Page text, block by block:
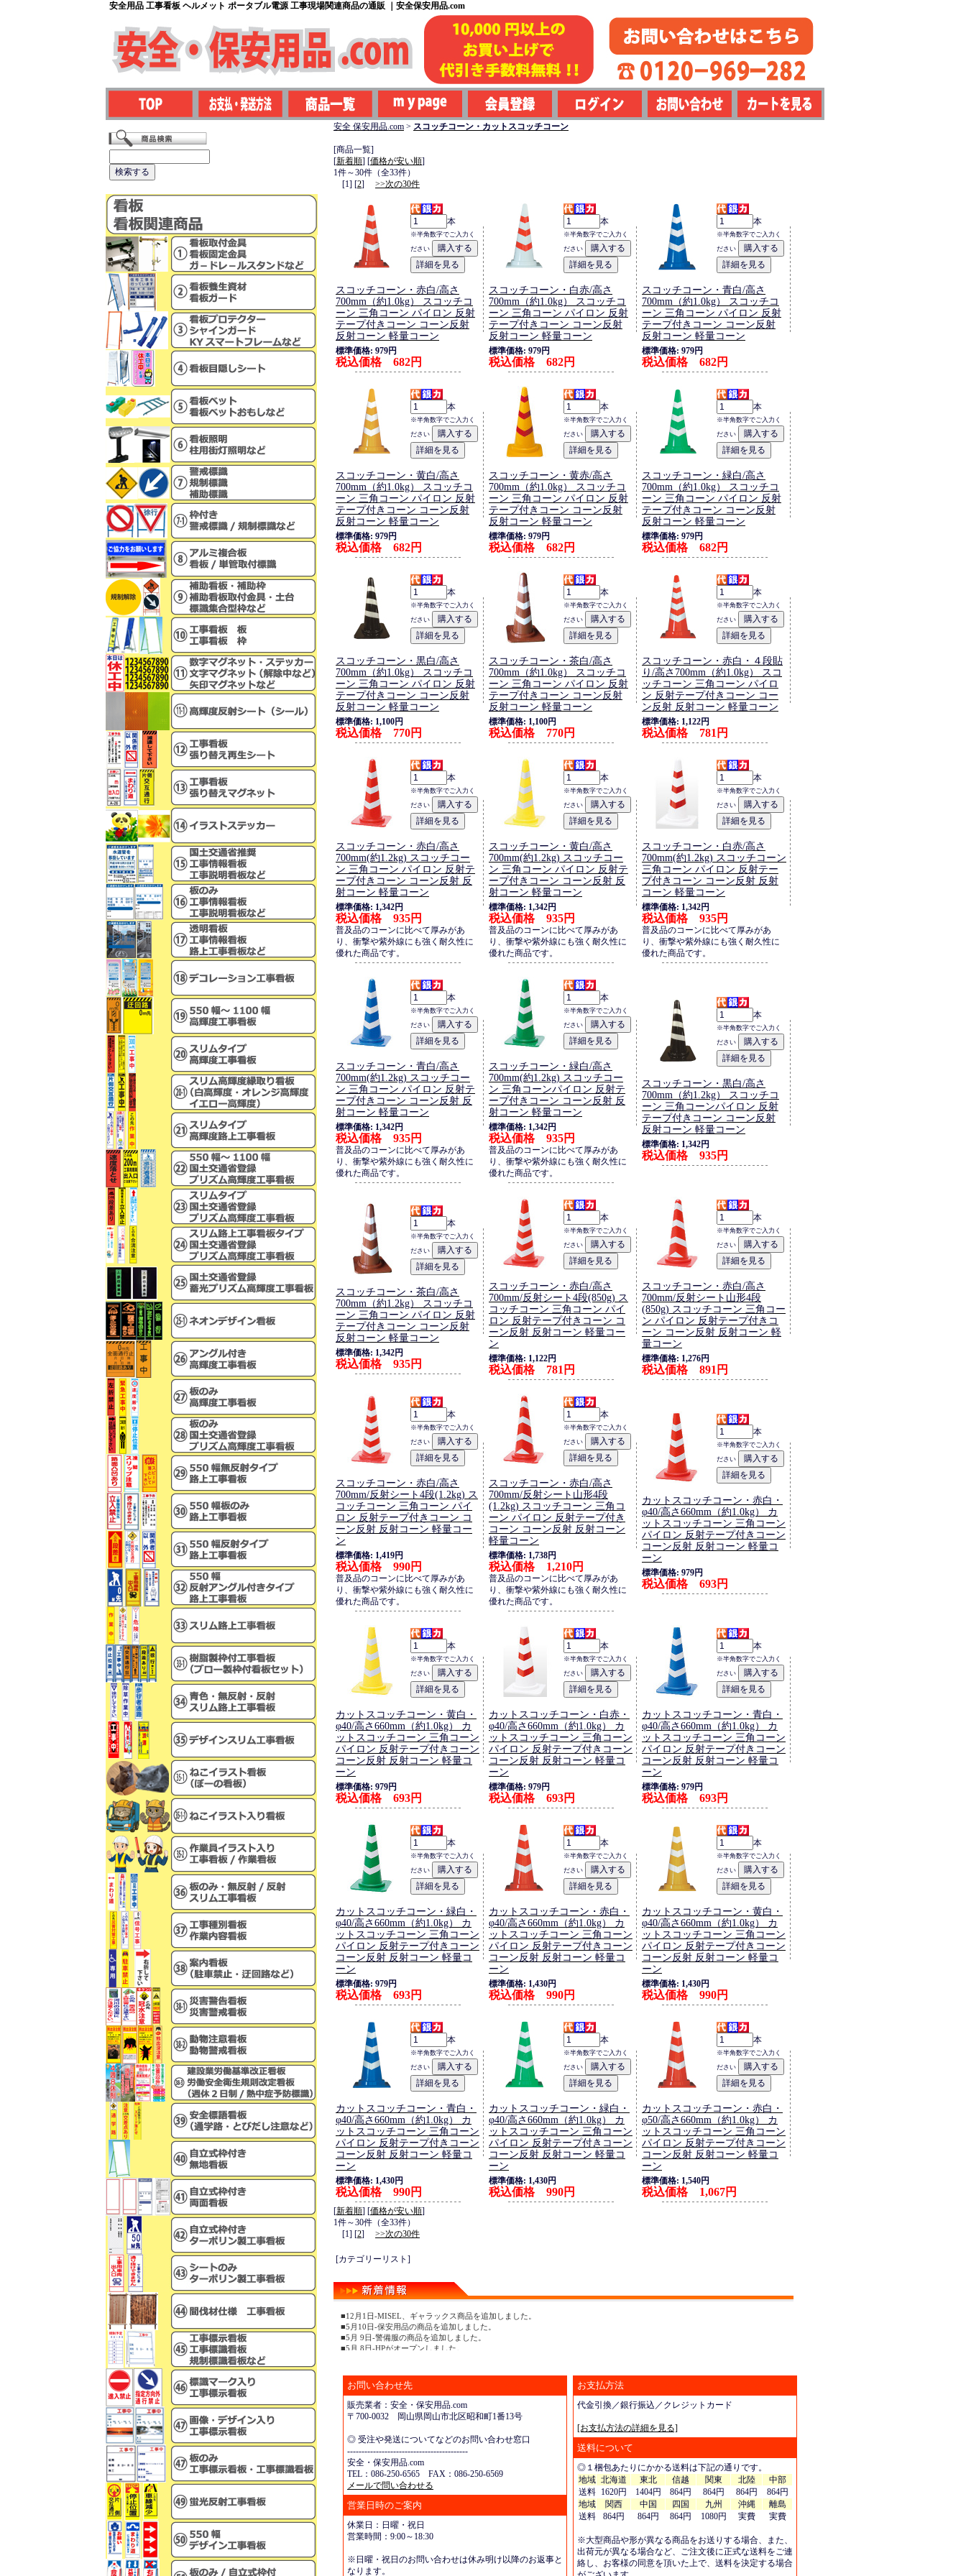
安全用品 工事看板 ヘルメット ポータブル電源 工事現場関連商品の通販 ｜安全保安用品.com
安全 保安用品.com > スコッチコーン・カットスコッチコーン
[商品一覧]
[新着順] [価格が安い順]
1件～30件（全33件）
[1] [2] >>次の30件
本
※半角数字でご入力く
ださい
スコッチコーン・赤白/高さ
700mm（約1.0kg） スコッチコ
ーン 三角コーン パイロン 反射
テープ付きコーン コーン反射
反射コーン 軽量コーン
標準価格: 979円
税込価格 682円
本
※半角数字でご入力く
ださい
スコッチコーン・白赤/高さ
700mm（約1.0kg） スコッチコ
ーン 三角コーン パイロン 反射
テープ付きコーン コーン反射
反射コーン 軽量コーン
標準価格: 979円
税込価格 682円
本
※半角数字でご入力く
ださい
スコッチコーン・青白/高さ
700mm（約1.0kg） スコッチコ
ーン 三角コーン パイロン 反射
テープ付きコーン コーン反射
反射コーン 軽量コーン
標準価格: 979円
税込価格 682円
本
※半角数字でご入力く
ださい
スコッチコーン・黄白/高さ
700mm（約1.0kg） スコッチコ
ーン 三角コーン パイロン 反射
テープ付きコーン コーン反射
反射コーン 軽量コーン
標準価格: 979円
税込価格 682円
本
※半角数字でご入力く
ださい
スコッチコーン・黄赤/高さ
700mm（約1.0kg） スコッチコ
ーン 三角コーン パイロン 反射
テープ付きコーン コーン反射
反射コーン 軽量コーン
標準価格: 979円
税込価格 682円
本
※半角数字でご入力く
ださい
スコッチコーン・緑白/高さ
700mm（約1.0kg） スコッチコ
ーン 三角コーン パイロン 反射
テープ付きコーン コーン反射
反射コーン 軽量コーン
標準価格: 979円
税込価格 682円
本
※半角数字でご入力く
ださい
スコッチコーン・黒白/高さ
700mm（約1.0kg） スコッチコ
ーン 三角コーン パイロン 反射
テープ付きコーン コーン反射
反射コーン 軽量コーン
標準価格: 1,100円
税込価格 770円
本
※半角数字でご入力く
ださい
スコッチコーン・茶白/高さ
700mm（約1.0kg） スコッチコ
ーン 三角コーン パイロン 反射
テープ付きコーン コーン反射
反射コーン 軽量コーン
標準価格: 1,100円
税込価格 770円
本
※半角数字でご入力く
ださい
スコッチコーン・赤白・４段貼
り/高さ700mm（約1.0kg） スコ
ッチコーン 三角コーン パイロ
ン 反射テープ付きコーン コー
ン反射 反射コーン 軽量コーン
標準価格: 1,122円
税込価格 781円
本
※半角数字でご入力く
ださい
スコッチコーン・赤白/高さ
700mm(約1.2kg) スコッチコー
ン 三角コーン パイロン 反射テ
ープ付きコーン コーン反射 反
射コーン 軽量コーン
標準価格: 1,342円
税込価格 935円
普及品のコーンに比べて厚みがあ
り、衝撃や紫外線にも強く耐久性に
優れた商品です。
本
※半角数字でご入力く
ださい
スコッチコーン・黄白/高さ
700mm(約1.2kg) スコッチコー
ン 三角コーン パイロン 反射テ
ープ付きコーン コーン反射 反
射コーン 軽量コーン
標準価格: 1,342円
税込価格 935円
普及品のコーンに比べて厚みがあ
り、衝撃や紫外線にも強く耐久性に
優れた商品です。
本
※半角数字でご入力く
ださい
スコッチコーン・白赤/高さ
700mm(約1.2kg) スコッチコーン
三角コーン パイロン 反射テー
プ付きコーン コーン反射 反射
コーン 軽量コーン
標準価格: 1,342円
税込価格 935円
普及品のコーンに比べて厚みがあ
り、衝撃や紫外線にも強く耐久性に
優れた商品です。
本
※半角数字でご入力く
ださい
スコッチコーン・青白/高さ
700mm(約1.2kg) スコッチコー
ン 三角コーン パイロン 反射テ
ープ付きコーン コーン反射 反
射コーン 軽量コーン
標準価格: 1,342円
税込価格 935円
普及品のコーンに比べて厚みがあ
り、衝撃や紫外線にも強く耐久性に
優れた商品です。
本
※半角数字でご入力く
ださい
スコッチコーン・緑白/高さ
700mm(約1.2kg) スコッチコー
ン 三角コーンパイロン 反射テ
ープ付きコーン コーン反射 反
射コーン 軽量コーン
標準価格: 1,342円
税込価格 935円
普及品のコーンに比べて厚みがあ
り、衝撃や紫外線にも強く耐久性に
優れた商品です。
本
※半角数字でご入力く
ださい
スコッチコーン・黒白/高さ
700mm（約1.2kg） スコッチコ
ーン 三角コーンパイロン 反射
テープ付きコーン コーン反射
反射コーン 軽量コーン
標準価格: 1,342円
税込価格 935円
本
※半角数字でご入力く
ださい
スコッチコーン・茶白/高さ
700mm（約1.2kg） スコッチコ
ーン 三角コーン パイロン 反射
テープ付きコーン コーン反射
反射コーン 軽量コーン
標準価格: 1,342円
税込価格 935円
本
※半角数字でご入力く
ださい
スコッチコーン・赤白/高さ
700mm/反射シート4段(850g) ス
コッチコーン 三角コーン パイ
ロン 反射テープ付きコーン コ
ーン反射 反射コーン 軽量コー
ン
標準価格: 1,122円
税込価格 781円
本
※半角数字でご入力く
ださい
スコッチコーン・赤白/高さ
700mm/反射シート山形4段
(850g) スコッチコーン 三角コー
ン パイロン 反射テープ付きコ
ーン コーン反射 反射コーン 軽
量コーン
標準価格: 1,276円
税込価格 891円
本
※半角数字でご入力く
ださい
スコッチコーン・赤白/高さ
700mm/反射シート4段(1.2kg) ス
コッチコーン 三角コーン パイ
ロン 反射テープ付きコーン コ
ーン反射 反射コーン 軽量コー
ン
標準価格: 1,419円
税込価格 990円
普及品のコーンに比べて厚みがあ
り、衝撃や紫外線にも強く耐久性に
優れた商品です。
本
※半角数字でご入力く
ださい
スコッチコーン・赤白/高さ
700mm/反射シート山形4段
(1.2kg) スコッチコーン 三角コ
ーン パイロン 反射テープ付き
コーン コーン反射 反射コーン
軽量コーン
標準価格: 1,738円
税込価格 1,210円
普及品のコーンに比べて厚みがあ
り、衝撃や紫外線にも強く耐久性に
優れた商品です。
本
※半角数字でご入力く
ださい
カットスコッチコーン・赤白・
φ40/高さ660mm（約1.0kg） カ
ットスコッチコーン 三角コーン
パイロン 反射テープ付きコーン
コーン反射 反射コーン 軽量コ
ーン
標準価格: 979円
税込価格 693円
本
※半角数字でご入力く
ださい
カットスコッチコーン・黄白・
φ40/高さ660mm（約1.0kg） カ
ットスコッチコーン 三角コーン
パイロン 反射テープ付きコーン
コーン反射 反射コーン 軽量コ
ーン
標準価格: 979円
税込価格 693円
本
※半角数字でご入力く
ださい
カットスコッチコーン・白赤・
φ40/高さ660mm（約1.0kg） カ
ットスコッチコーン 三角コーン
パイロン 反射テープ付きコーン
コーン反射 反射コーン 軽量コ
ーン
標準価格: 979円
税込価格 693円
本
※半角数字でご入力く
ださい
カットスコッチコーン・青白・
φ40/高さ660mm（約1.0kg） カ
ットスコッチコーン 三角コーン
パイロン 反射テープ付きコーン
コーン反射 反射コーン 軽量コ
ーン
標準価格: 979円
税込価格 693円
本
※半角数字でご入力く
ださい
カットスコッチコーン・緑白・
φ40/高さ660mm（約1.0kg） カ
ットスコッチコーン 三角コーン
パイロン 反射テープ付きコーン
コーン反射 反射コーン 軽量コ
ーン
標準価格: 979円
税込価格 693円
本
※半角数字でご入力く
ださい
カットスコッチコーン・赤白・
φ40/高さ660mm（約1.0kg） カ
ットスコッチコーン 三角コーン
パイロン 反射テープ付きコーン
コーン反射 反射コーン 軽量コ
ーン
標準価格: 1,430円
税込価格 990円
本
※半角数字でご入力く
ださい
カットスコッチコーン・黄白・
φ40/高さ660mm（約1.0kg） カ
ットスコッチコーン 三角コーン
パイロン 反射テープ付きコーン
コーン反射 反射コーン 軽量コ
ーン
標準価格: 1,430円
税込価格 990円
本
※半角数字でご入力く
ださい
カットスコッチコーン・青白・
φ40/高さ660mm（約1.0kg） カ
ットスコッチコーン 三角コーン
パイロン 反射テープ付きコーン
コーン反射 反射コーン 軽量コ
ーン
標準価格: 1,430円
税込価格 990円
本
※半角数字でご入力く
ださい
カットスコッチコーン・緑白・
φ40/高さ660mm（約1.0kg） カ
ットスコッチコーン 三角コーン
パイロン 反射テープ付きコーン
コーン反射 反射コーン 軽量コ
ーン
標準価格: 1,430円
税込価格 990円
本
※半角数字でご入力く
ださい
カットスコッチコーン・赤白・
φ50/高さ660mm（約1.0kg） カ
ットスコッチコーン 三角コーン
パイロン 反射テープ付きコーン
コーン反射 反射コーン 軽量コ
ーン
標準価格: 1,540円
税込価格 1,067円
[新着順] [価格が安い順]
1件～30件（全33件）
[1] [2] >>次の30件
[カテゴリーリスト]
■12月1日-MISEL、ギャラックス商品を追加しました。
■5月10日-保安用品の商品を追加しました。
■5月 9日-警備服の商品を追加しました。
■5月 8日-HPがオープンしました。
お問い合わせ先
販売業者：安全・保安用品.com
〒700-0032 岡山県岡山市北区昭和町1番13号
◎ 受注や発送についてなどのお問い合わせ窓口
------------------------------------------
安全・保安用品.com
TEL：086-250-6565 FAX：086-250-6569
メールで問い合わせる
営業日時のご案内
休業日：日曜・祝日
営業時間：9:00～18:30
※日曜・祝日のお問い合わせは休み明け以降のお返事と
なります。
お支払方法
代金引換／銀行振込／クレジットカード
[お支払方法の詳細を見る]
送料について
◎１梱包あたりにかかる送料は下記の通りです。
地域 北海道 東北 信越 関東 北陸
中部
送料
1620円 1404円 864円 864円 864円
864円
地域
関西 中国 四国 九州 沖縄
離島
送料
864円 864円 864円 1080円 実費 実費
※大型商品や形が異なる商品をお送りする場合、また、
出荷元が異なる場合など、ご注文後に正式な送料をご連
絡し、お客様の同意を頂いた上で、送料を決定する場合